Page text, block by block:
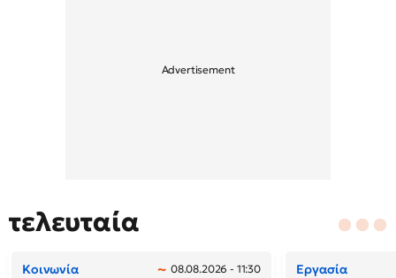
τελευταία
Κοινωνία 08.08.2026 - 11:30 Εργασία